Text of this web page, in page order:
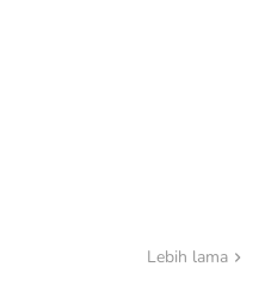
Lebih lama